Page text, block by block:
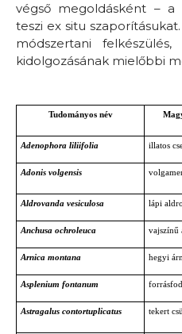
végső megoldásként – a
teszi ex situ
módszertani
kidolgozásának mielőbbi
Tudományos név
Adenophora liliifolia
illatos
Adonis volgensis
Aldrovanda vesiculosa
lápi
Anchusa ochroleuca vajszínű
Arnica montana hegyi
Asplenium fontanum
Astragalus contortuplicatus tekert